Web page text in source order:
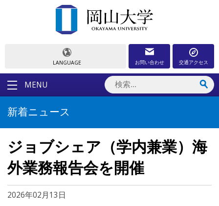
LANGUAGE お問い合わせ 交通アクセス
MENU
新着ニュース
ジョブシェア（学内兼業）海
外業務報告会を開催
2026年02月13日